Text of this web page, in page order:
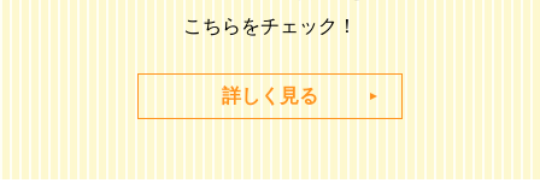
こちらをチェック！
詳しく見る